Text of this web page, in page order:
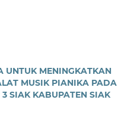
UNTUK MENINGKATKAN
MUSIK PIANIKA PADA
SIAK KABUPATEN SIAK